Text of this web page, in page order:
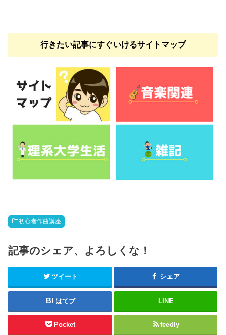
行きたい記事にすぐいけるサイトマップ
初心者作曲講座
記事のシェア、よろしくな！
ツイート シェア
はてブ LINE
Pocket feedly